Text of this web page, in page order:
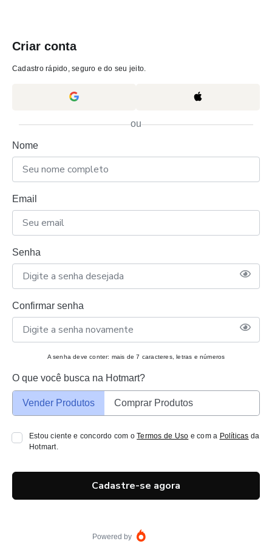
Criar conta
Cadastro rápido, seguro e do seu jeito.
ou
Nome
Email
Senha
Confirmar senha
A senha deve conter: mais de 7 caracteres, letras e números
O que você busca na Hotmart?
Vender Produtos Comprar Produtos
Estou ciente e concordo com oTermos de Uso e com a Políticas da
Hotmart.
Cadastre-se agora
Powered by